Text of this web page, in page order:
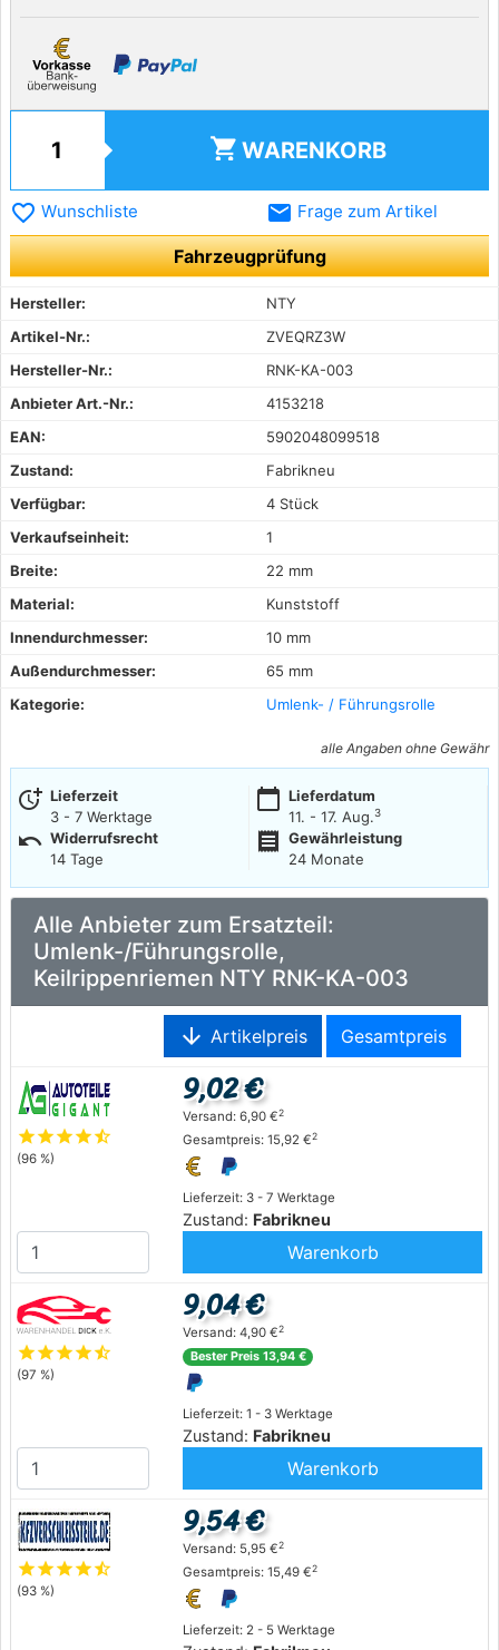
shopping_cart WARENKORB
favorite_border Wunschliste email Frage zum Artikel
Fahrzeugprüfung
Hersteller:
NTY
Artikel-Nr.:
ZVEQRZ3W
Hersteller-Nr.:
RNK-KA-003
Anbieter Art.-Nr.:
4153218
EAN:
5902048099518
Zustand:
Fabrikneu
Verfügbar:
4 Stück
Verkaufseinheit:
1
Breite:
22 mm
Material:
Kunststoff
Innendurchmesser:
10 mm
Außendurchmesser:
65 mm
Kategorie:
Umlenk- / Führungsrolle
alle Angaben ohne Gewähr
more_time Lieferzeit
3 - 7 Werktage
calendar_today Lieferdatum
11. - 17. Aug.3
undo Widerrufsrecht
14 Tage
receipt
Gewährleistung
24 Monate
Alle Anbieter zum Ersatzteil:
Umlenk-/Führungsrolle,
Keilrippenriemen NTY RNK-KA-003
arrow_downward Artikelpreis Gesamtpreis
starstarstarstarstar_half
(96 %)
Lieferzeit: 3 - 7 Werktage
Zustand: Fabrikneu
9,02 €
Versand: 6,90 €2
Gesamtpreis: 15,92 €2
Warenkorb
starstarstarstarstar_half
(97 %)
Lieferzeit: 1 - 3 Werktage
Zustand: Fabrikneu
9,04 €
Versand: 4,90 €2
Bester Preis 13,94 €
Warenkorb
starstarstarstarstar_half
(93 %)
Lieferzeit: 2 - 5 Werktage
9,54 €
Versand: 5,95 €2
Gesamtpreis: 15,49 €2